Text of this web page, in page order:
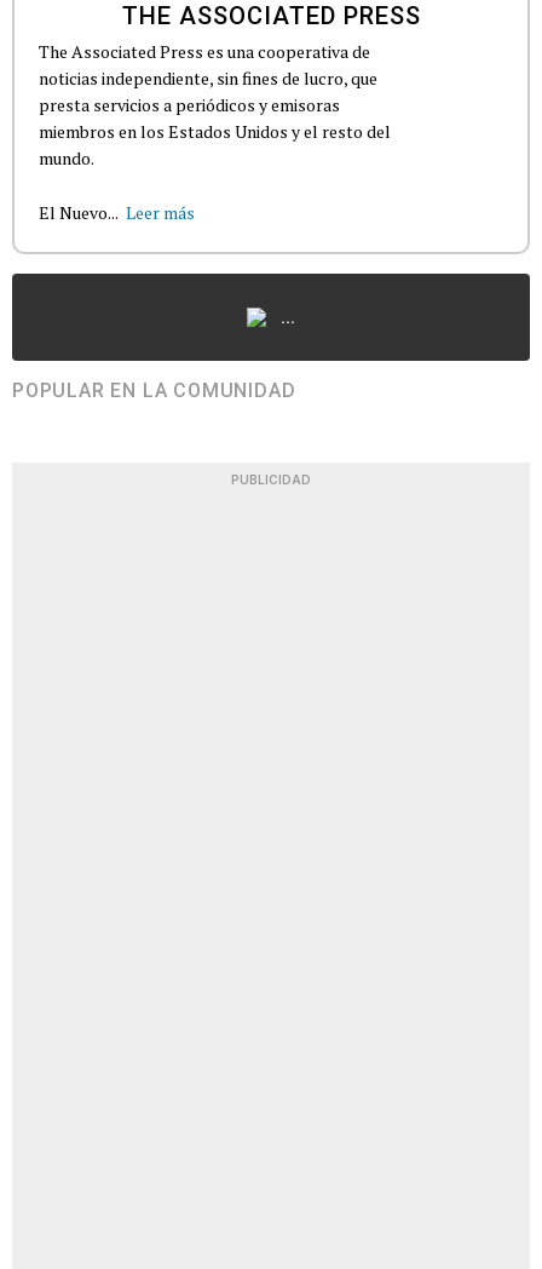
THE ASSOCIATED PRESS
The Associated Press es una cooperativa de
noticias independiente, sin fines de lucro, que
presta servicios a periódicos y emisoras
miembros en los Estados Unidos y el resto del
mundo.
El Nuevo... Leer más
...
POPULAR EN LA COMUNIDAD
PUBLICIDAD